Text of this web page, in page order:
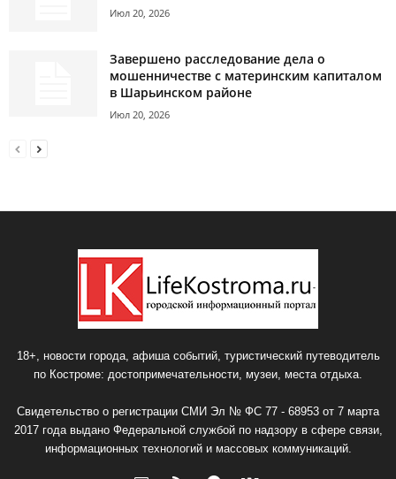
Июл 20, 2026
Завершено расследование дела о
мошенничестве с материнским капиталом
в Шарьинском районе
Июл 20, 2026
18+, новости города, афиша событий, туристический путеводитель
по Костроме: достопримечательности, музеи, места отдыха.
Свидетельство о регистрации СМИ Эл № ФС 77 - 68953 от 7 марта
2017 года выдано Федеральной службой по надзору в сфере связи,
информационных технологий и массовых коммуникаций.